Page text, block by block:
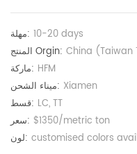
مهلة: 10-20 days
المنتج Orgin: China (Taiwan
ماركة: HFM
ميناء الشحن: Xiamen
قسط: LC, TT
سعر: $1350/metric ton
لون: customised colors